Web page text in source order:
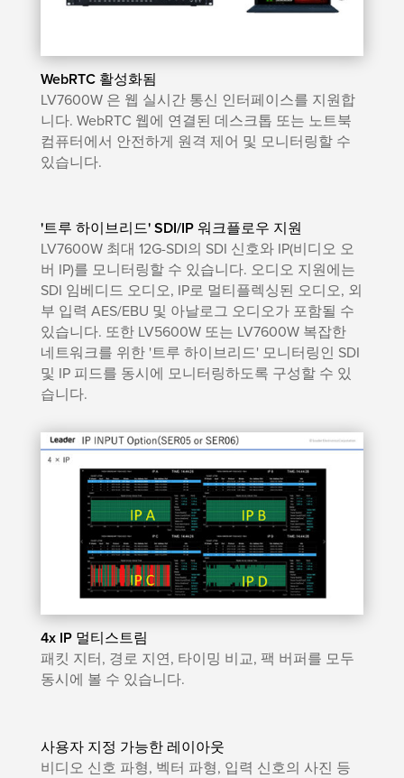
WebRTC 활성화됨
LV7600W 은 웹 실시간 통신 인터페이스를 지원합
니다. WebRTC 웹에 연결된 데스크톱 또는 노트북
컴퓨터에서 안전하게 원격 제어 및 모니터링할 수
있습니다.
'트루 하이브리드' SDI/IP 워크플로우 지원
LV7600W 최대 12G-SDI의 SDI 신호와 IP(비디오 오
버 IP)를 모니터링할 수 있습니다. 오디오 지원에는
SDI 임베디드 오디오, IP로 멀티플렉싱된 오디오, 외
부 입력 AES/EBU 및 아날로그 오디오가 포함될 수
있습니다. 또한 LV5600W 또는 LV7600W 복잡한
네트워크를 위한 '트루 하이브리드' 모니터링인 SDI
및 IP 피드를 동시에 모니터링하도록 구성할 수 있
습니다.
4x IP 멀티스트림
패킷 지터, 경로 지연, 타이밍 비교, 팩 버퍼를 모두
동시에 볼 수 있습니다.
사용자 지정 가능한 레이아웃
비디오 신호 파형, 벡터 파형, 입력 신호의 사진 등